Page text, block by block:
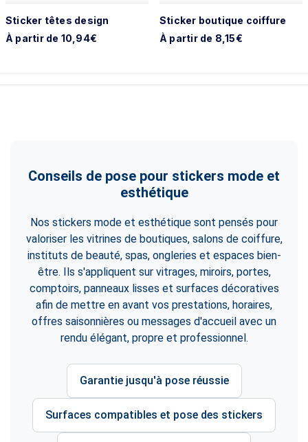
Sticker têtes design
À partir de 10,94€
Sticker boutique coiffure
À partir de 8,15€
Conseils de pose pour stickers mode et
esthétique
Nos stickers mode et esthétique sont pensés pour
valoriser les vitrines de boutiques, salons de coiffure,
instituts de beauté, spas, ongleries et espaces bien-
être. Ils s'appliquent sur vitrages, miroirs, portes,
comptoirs, panneaux lisses et surfaces décoratives
afin de mettre en avant vos prestations, horaires,
offres saisonnières ou messages d'accueil avec un
rendu élégant, propre et professionnel.
Garantie jusqu'à pose réussie
Surfaces compatibles et pose des stickers